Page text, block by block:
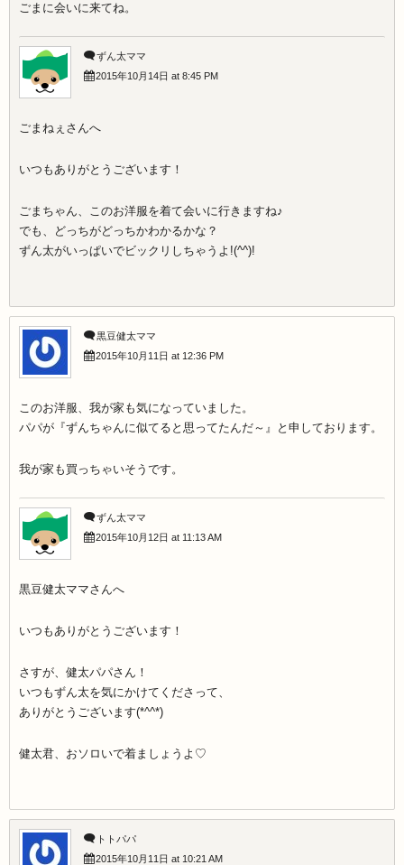
ごまに会いに来てね。
ずん太ママ
2015年10月14日 at 8:45 PM
ごまねぇさんへ
いつもありがとうございます！
ごまちゃん、このお洋服を着て会いに行きますね♪
でも、どっちがどっちかわかるかな？
ずん太がいっぱいでビックリしちゃうよ!(^^)!
黒豆健太ママ
2015年10月11日 at 12:36 PM
このお洋服、我が家も気になっていました。
パパが『ずんちゃんに似てると思ってたんだ～』と申しております。
我が家も買っちゃいそうです。
ずん太ママ
2015年10月12日 at 11:13 AM
黒豆健太ママさんへ
いつもありがとうございます！
さすが、健太パパさん！
いつもずん太を気にかけてくださって、
ありがとうございます(*^^*)
健太君、おソロいで着ましょうよ♡
トトパパ
2015年10月11日 at 10:21 AM